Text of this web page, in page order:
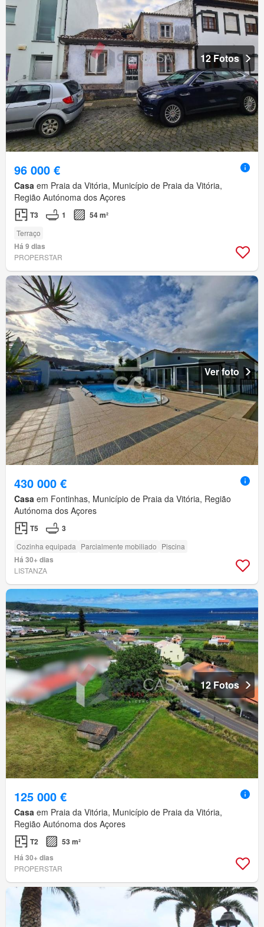
12 Fotos
96 000 €
Casa em Praia da Vitória, Município de Praia da Vitória,
Região Autónoma dos Açores
T3 1 54 m²
Terraço
Há 9 dias
PROPERSTAR
Ver foto
430 000 €
Casa em Fontinhas, Município de Praia da Vitória, Região
Autónoma dos Açores
T5 3
Cozinha equipada Parcialmente mobiliado Piscina
Há 30+ dias
LISTANZA
12 Fotos
125 000 €
Casa em Praia da Vitória, Município de Praia da Vitória,
Região Autónoma dos Açores
T2
53 m²
Há 30+ dias
PROPERSTAR